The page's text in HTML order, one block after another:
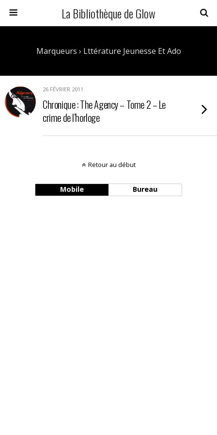
La Bibliothèque de Glow
Marqueurs › Lttérature Jeunesse Et Ado
26 FÉVRIER 2011
Chronique : The Agency – Tome 2 – Le
crime de l’horloge
Retour au début
Mobile Bureau